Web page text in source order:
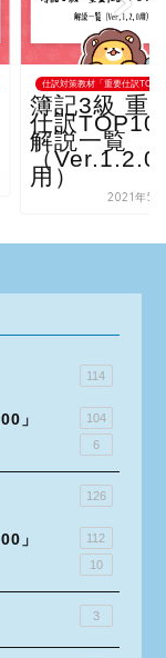
仕訳対策教材「重要仕訳
簿記3級 重
仕訳
解説一覧
（Ver.1.2.0
用）
2021年5
114
」 104
6
126
」 112
10
3